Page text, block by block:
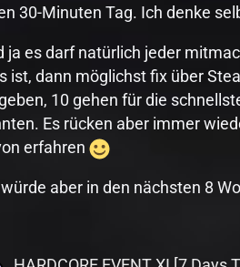
30-Minuten Tag. Ich denke
ja es darf natürlich jeder
ist, dann möglichst fix über
10 gehen für die
Es rücken aber immer
erfahren
aber in den nächsten 8